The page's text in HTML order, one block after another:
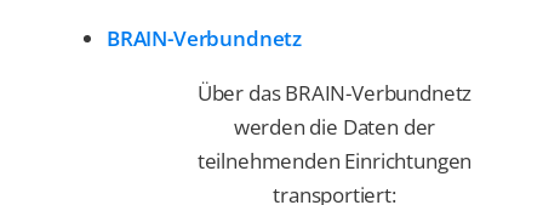
BRAIN-Verbundnetz
Über das BRAIN-Verbundnetz
werden die Daten der
teilnehmenden Einrichtungen
transportiert: